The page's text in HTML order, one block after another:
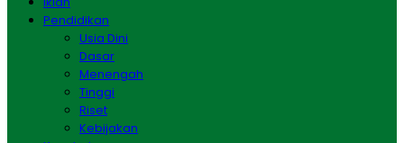
Pendidikan
Usia Dini
Dasar
Menengah
Tinggi
Riset
Kebijakan